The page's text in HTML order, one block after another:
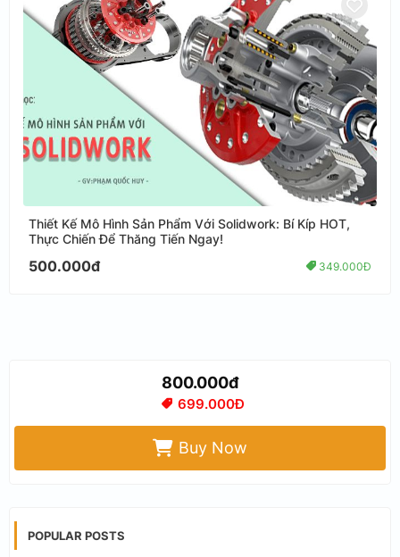
Thiết Kế Mô Hình Sản Phẩm Với Solidwork: Bí Kíp HOT,
Thực Chiến Để Thăng Tiến Ngay!
500.000đ 349.000Đ
800.000đ
699.000Đ
Buy Now
POPULAR POSTS